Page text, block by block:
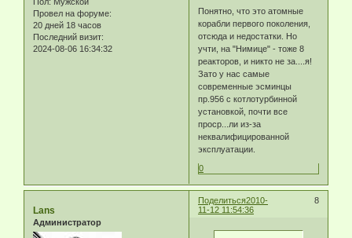
Провел на форуме:
20 дней 18 часов
Последний визит:
2024-08-06 16:34:32
Понятно, что это атомные
корабли первого поколения,
отсюда и недостатки. Но
учти, на "Нимице" - тоже 8
реакторов, и никто не за....я!
Зато у нас самые
современные эсминцы
пр.956 с котлотурбинной
установкой, почти все
проср...ли из-за
неквалифицированной
эксплуатации.
0
Поделиться 8
2010-
11-12 11:54:36
Lans
Администратор